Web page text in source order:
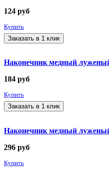
124 руб
Купить
Заказать в 1 клик
Наконечник медный
184 руб
Купить
Заказать в 1 клик
Наконечник медный
296 руб
Купить